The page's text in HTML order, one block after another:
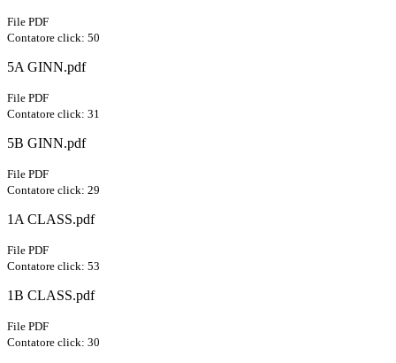
File PDF
Contatore click: 50
5A GINN.pdf
File PDF
Contatore click: 31
5B GINN.pdf
File PDF
Contatore click: 29
1A CLASS.pdf
File PDF
Contatore click: 53
1B CLASS.pdf
File PDF
Contatore click: 30